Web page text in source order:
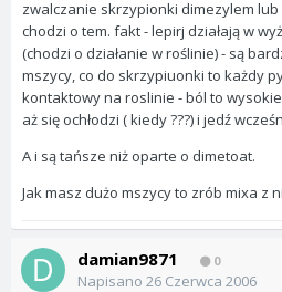
zwalczanie skrzypionki dimezylem lub
chodzi o tem. fakt - lepirj działają w
(chodzi o działanie w roślinie) - są
mszycy, co do skrzypiuonki to każdy
kontaktowy na roslinie - ból to
aż się ochłodzi ( kiedy ???) i jedź
A i są tańsze niż oparte o dimetoat.
Jak masz dużo mszycy to zrób mixa z
damian9871 0
Napisano 26 Czerwca 2006